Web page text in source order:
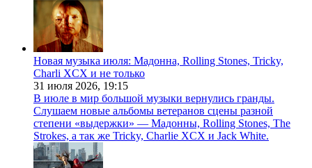
Новая музыка июля: Мадонна, Rolling Stones, Tricky,
Charli XCX и не только
31 июля 2026, 19:15
В июле в мир большой музыки вернулись гранды.
Слушаем новые альбомы ветеранов сцены разной
степени «выдержки» — Мадонны, Rolling Stones, The
Strokes, а так же Tricky, Charlie XCX и Jack White.